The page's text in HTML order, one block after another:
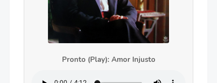
Pronto (Play): Amor Injusto